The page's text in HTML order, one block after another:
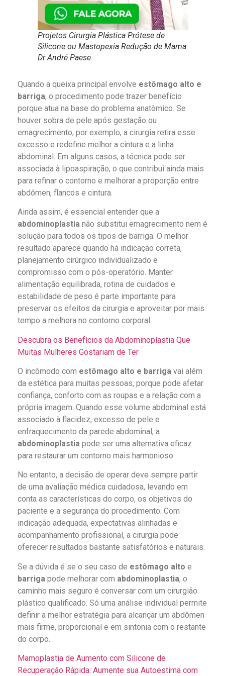
Projetos Cirurgia Plástica Prótese de
Silicone ou Mastopexia Redução de Mama
Dr André Paese
Quando a queixa principal envolve estômago alto e
barriga, o procedimento pode trazer benefício
porque atua na base do problema anatômico. Se
houver sobra de pele após gestação ou
emagrecimento, por exemplo, a cirurgia retira esse
excesso e redefine melhor a cintura e a linha
abdominal. Em alguns casos, a técnica pode ser
associada à lipoaspiração, o que contribui ainda mais
para refinar o contorno e melhorar a proporção entre
abdômen, flancos e cintura.
Ainda assim, é essencial entender que a
abdominoplastia não substitui emagrecimento nem é
solução para todos os tipos de barriga. O melhor
resultado aparece quando há indicação correta,
planejamento cirúrgico individualizado e
compromisso com o pós-operatório. Manter
alimentação equilibrada, rotina de cuidados e
estabilidade de peso é parte importante para
preservar os efeitos da cirurgia e aproveitar por mais
tempo a melhora no contorno corporal.
Descubra os Benefícios da Abdominoplastia Que
Muitas Mulheres Gostariam de Ter
O incômodo com estômago alto e barriga vai além
da estética para muitas pessoas, porque pode afetar
confiança, conforto com as roupas e a relação com a
própria imagem. Quando esse volume abdominal está
associado à flacidez, excesso de pele e
enfraquecimento da parede abdominal, a
abdominoplastia pode ser uma alternativa eficaz
para restaurar um contorno mais harmonioso.
No entanto, a decisão de operar deve sempre partir
de uma avaliação médica cuidadosa, levando em
conta as características do corpo, os objetivos do
paciente e a segurança do procedimento. Com
indicação adequada, expectativas alinhadas e
acompanhamento profissional, a cirurgia pode
oferecer resultados bastante satisfatórios e naturais.
Se a dúvida é se o seu caso de estômago alto e
barriga pode melhorar com abdominoplastia, o
caminho mais seguro é conversar com um cirurgião
plástico qualificado. Só uma análise individual permite
definir a melhor estratégia para alcançar um abdômen
mais firme, proporcional e em sintonia com o restante
do corpo.
Mamoplastia de Aumento com Silicone de
Recuperação Rápida: Aumente sua Autoestima com